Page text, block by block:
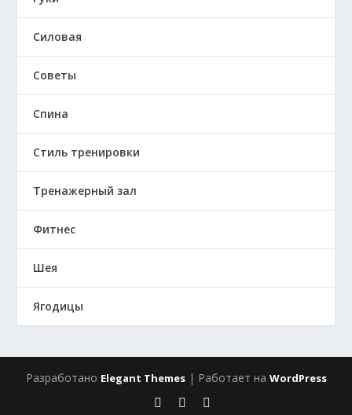
Силовая
Советы
Спина
Стиль тренировки
Тренажерный зал
Фитнес
Шея
Ягодицы
Разработано Elegant Themes| Работает на WordPress